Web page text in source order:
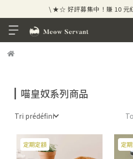
\ ★☆ 好評募集中！賺 10
⟡⣠𝘄𝗲𝗹𝗰𝗼𝗺𝗲 ⁘ 新會員贈 50 元紅
\ ★☆ 好評募集中！賺 10
喵皇奴系列商品
Tri prédéfini
定期定額 定